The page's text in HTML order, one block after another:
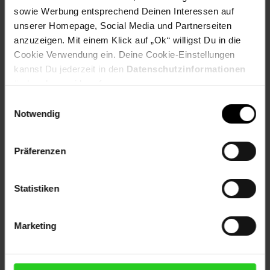
sowie Werbung entsprechend Deinen Interessen auf
unserer Homepage, Social Media und Partnerseiten
anzuzeigen. Mit einem Klick auf „Ok“ willigst Du in die
Cookie Verwendung ein. Deine Cookie-Einstellungen
kannst Du jederzeit in den Datenschutzinformationen
ändern bzw. widerrufen.
Notwendig
Präferenzen
Statistiken
Marketing
Versandinformationen
Rezeptwelt NettoKOM Karriere